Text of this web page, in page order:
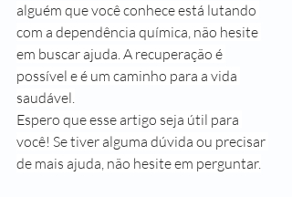
alguém que você conhece está lutando
com a dependência química, não hesite
em buscar ajuda. A recuperação é
possível e é um caminho para a vida
saudável.
Espero que esse artigo seja útil para
você! Se tiver alguma dúvida ou precisar
de mais ajuda, não hesite em perguntar.